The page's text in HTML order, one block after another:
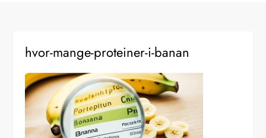
hvor-mange-proteiner-i-banan